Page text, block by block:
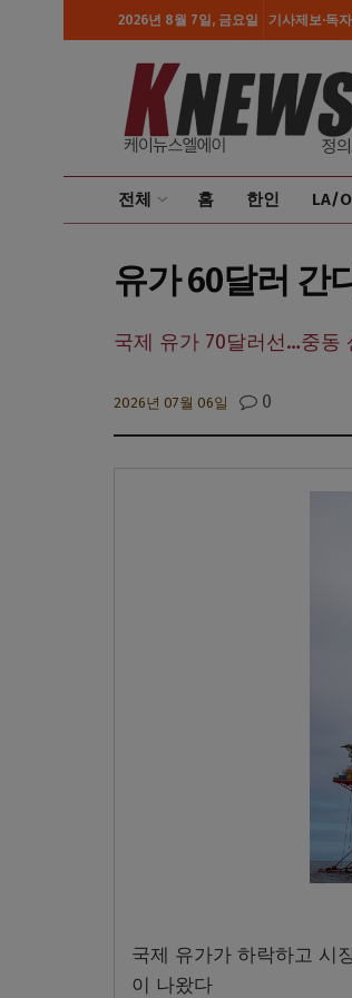
2026년 8월 7일, 금요일 기사제보·독
전체 홈 한인 LA/
유가 60달러 간
국제 유가 70달러선…중동
2026년 07월 06일 0
국제 유가가 하락하고 시
이 나왔다